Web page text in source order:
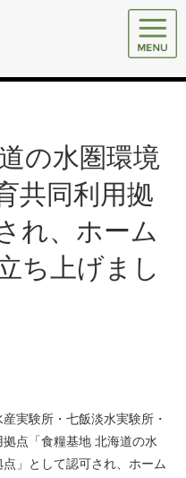
の水圏環境
共同利用拠
れ、ホーム
ち上げまし
実験所・七飯淡水実験所・
点「食糧基地 北海道の水
」として認可され、ホーム